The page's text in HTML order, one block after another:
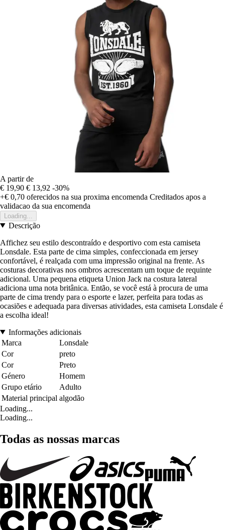
A partir de
€ 19,90 € 13,92 -30%
+€ 0,70 oferecidos na sua proxima encomenda Creditados apos a
validacao da sua encomenda
Loading...
Descrição
Affichez seu estilo descontraído e desportivo com esta camiseta
Lonsdale. Esta parte de cima simples, confeccionada em jersey
confortável, é realçada com uma impressão original na frente. As
costuras decorativas nos ombros acrescentam um toque de requinte
adicional. Uma pequena etiqueta Union Jack na costura lateral
adiciona uma nota britânica. Então, se você está à procura de uma
parte de cima trendy para o esporte e lazer, perfeita para todas as
ocasiões e adequada para diversas atividades, esta camiseta Lonsdale é
a escolha ideal!
Informações adicionais
Marca
Lonsdale
Cor
preto
Cor
Preto
Género
Homem
Grupo etário
Adulto
Material principal algodão
Loading...
Loading...
Todas as nossas marcas